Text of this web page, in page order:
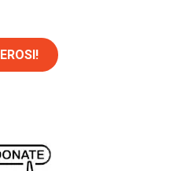
EROSI!